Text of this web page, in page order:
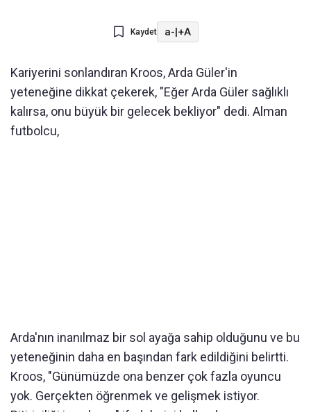
Kaydet a-|+A
Kariyerini sonlandıran Kroos, Arda Güler'in
yeteneğine dikkat çekerek, "Eğer Arda Güler sağlıklı
kalırsa, onu büyük bir gelecek bekliyor" dedi. Alman
futbolcu,
Arda'nın inanılmaz bir sol ayağa sahip olduğunu ve bu
yeteneğinin daha en başından fark edildiğini belirtti.
Kroos, "Günümüzde ona benzer çok fazla oyuncu
yok. Gerçekten öğrenmek ve gelişmek istiyor.